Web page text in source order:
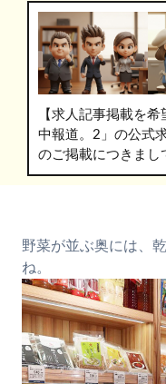
【求人記事掲載を
中報道。2」の公式
のご掲載につきまし
野菜が並ぶ奥には、
ね。